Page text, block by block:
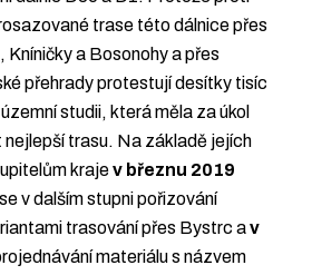
trase této dálnice přes
a Bosonohy a přes
přehrady protestují desítky tisíc
studii, která měla za úkol
trasu. Na základě jejích
krajev březnu 2019
v dalším stupni pořizování
trasování přes Bystrc av
materiálu s názvem